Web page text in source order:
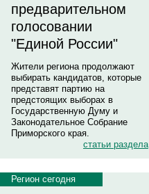
предварительном
голосовании
"Единой России"
Жители региона продолжают
выбирать кандидатов, которые
представят партию на
предстоящих выборах в
Государственную Думу и
Законодательное Собрание
Приморского края.
статьи раздела
Регион сегодня